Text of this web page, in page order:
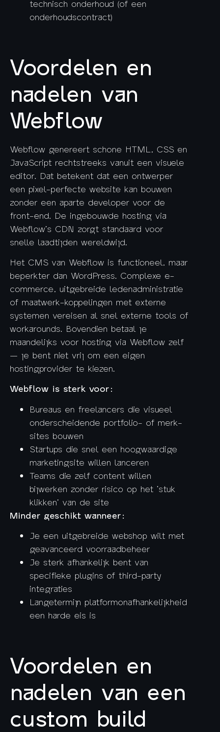
technisch onderhoud (of een
onderhoudscontract)
Voordelen en
nadelen van
Webflow
Webflow genereert schone HTML, CSS en
JavaScript rechtstreeks vanuit een visuele
editor. Dat betekent dat een ontwerper
een pixel-perfecte website kan bouwen
zonder een aparte developer voor de
front-end. De ingebouwde hosting via
Webflow’s CDN zorgt standaard voor
snelle laadtijden wereldwijd.
Het CMS van Webflow is functioneel, maar
beperkter dan WordPress. Complexe e-
commerce, uitgebreide ledenadministratie
of maatwerk-koppelingen met externe
systemen vereisen al snel externe tools of
workarounds. Bovendien betaal je
maandelijks voor hosting via Webflow zelf
— je bent niet vrij om een eigen
hostingprovider te kiezen.
Webflow is sterk voor:
Bureaus en freelancers die visueel
onderscheidende portfolio- of merk-
sites bouwen
Startups die snel een hoogwaardige
marketingsite willen lanceren
Teams die zelf content willen
bijwerken zonder risico op het ‘stuk
klikken’ van de site
Minder geschikt wanneer:
Je een uitgebreide webshop wilt met
geavanceerd voorraadbeheer
Je sterk afhankelijk bent van
specifieke plugins of third-party
integraties
Langetermijn platformonafhankelijkheid
een harde eis is
Voordelen en
nadelen van een
custom build